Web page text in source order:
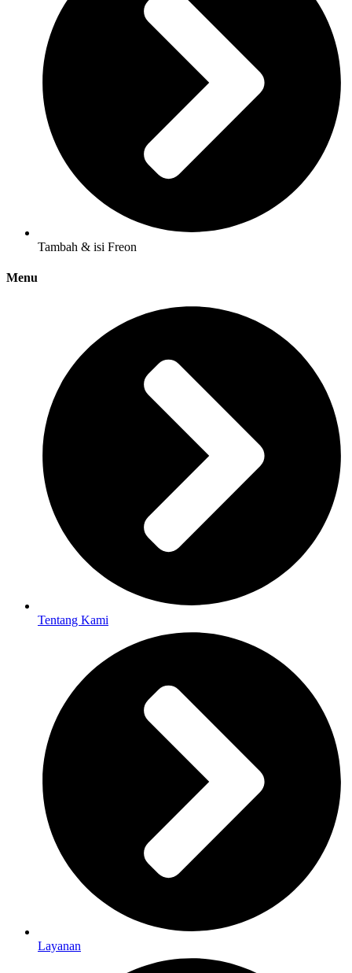
Tambah & isi Freon
Menu
Tentang Kami
Layanan